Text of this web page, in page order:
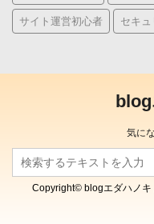
サイト運営初心者 セキュ
気に
Copyright© blogエダハノ